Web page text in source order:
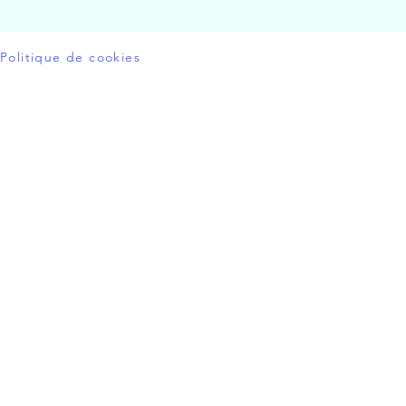
Politique de cookies